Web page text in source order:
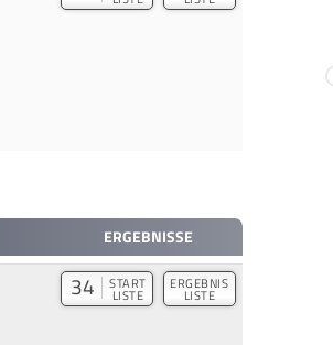
ERGEBNISSE
34 START
LISTE
ERGEBNIS
LISTE